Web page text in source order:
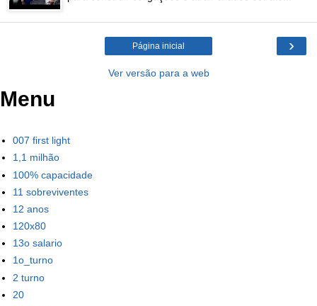
›
Página inicial
Ver versão para a web
Menu
007 first light
1,1 milhão
100% capacidade
11 sobreviventes
12 anos
120x80
13o salario
1o_turno
2 turno
20